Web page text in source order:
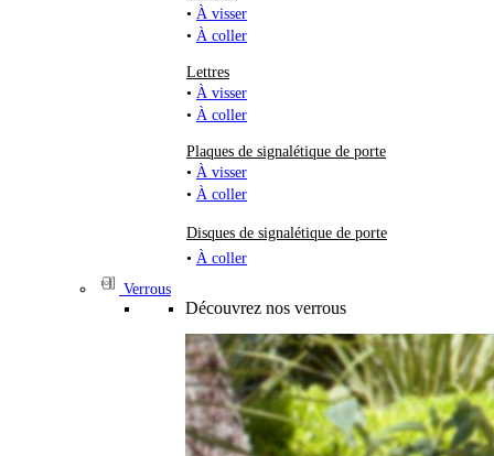
• À visser
• À coller
Lettres
• À visser
• À coller
Plaques de signalétique de porte
• À visser
• À coller
Disques de signalétique de porte
• À coller
Verrous
Découvrez nos verrous